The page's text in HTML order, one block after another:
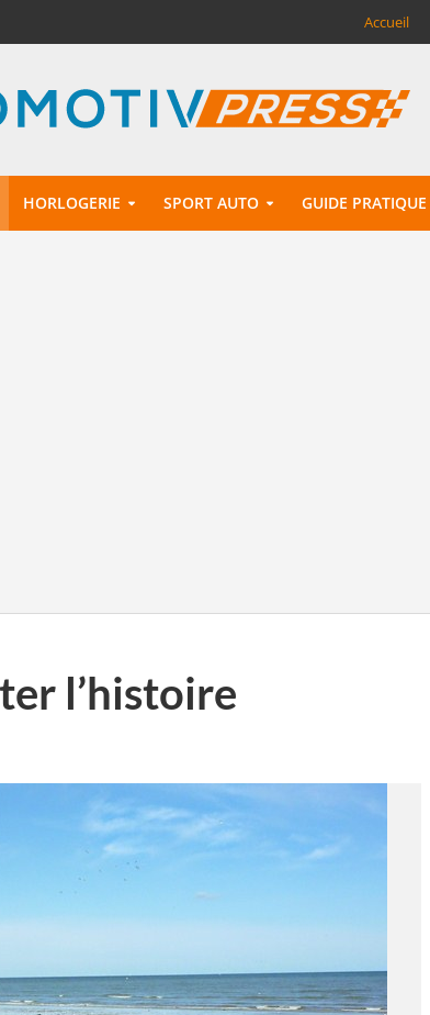
Accueil
HORLOGERIE SPORT AUTO GUIDE PRATIQUE
l’histoire